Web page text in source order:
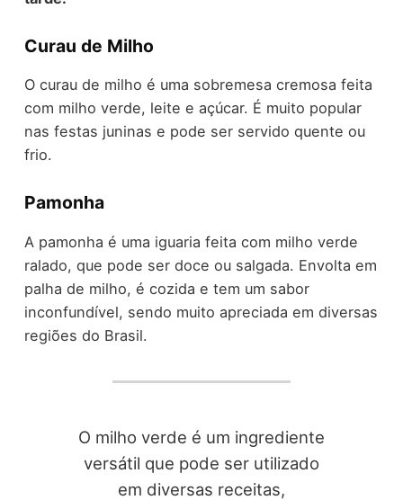
Curau de Milho
O curau de milho é uma sobremesa cremosa feita
com milho verde, leite e açúcar. É muito popular
nas festas juninas e pode ser servido quente ou
frio.
Pamonha
A pamonha é uma iguaria feita com milho verde
ralado, que pode ser doce ou salgada. Envolta em
palha de milho, é cozida e tem um sabor
inconfundível, sendo muito apreciada em diversas
regiões do Brasil.
O milho verde é um ingrediente
versátil que pode ser utilizado
em diversas receitas,